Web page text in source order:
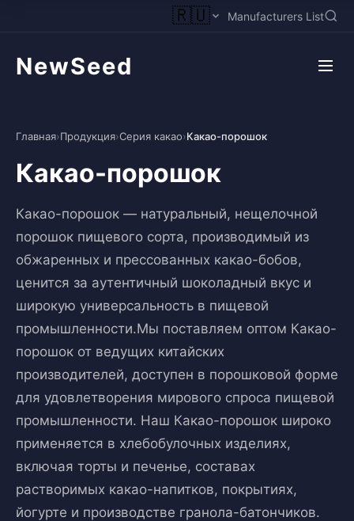
🇷🇺 Manufacturers List
NewSeed
Главная›Продукция›Серия какао›Какао-порошок
Какао-порошок
Какао-порошок — натуральный, нещелочной
порошок пищевого сорта, производимый из
обжаренных и прессованных какао-бобов,
ценится за аутентичный шоколадный вкус и
широкую универсальность в пищевой
промышленности.Мы поставляем оптом Какао-
порошок от ведущих китайских
производителей, доступен в порошковой форме
для удовлетворения мирового спроса пищевой
промышленности. Наш Какао-порошок широко
применяется в хлебобулочных изделиях,
включая торты и печенье, составах
растворимых какао-напитков, покрытиях,
йогурте и производстве гранола-батончиков.